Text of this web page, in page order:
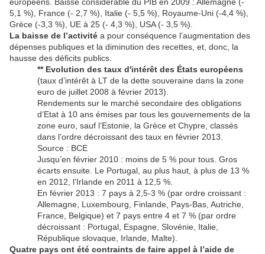
5,1 %), France (- 2,7 %), Italie (- 5,5 %), Royaume-Uni (-4,4 %),
Grèce (-3,3 %), UE à 25 (- 4,3 %), USA (- 3,5 %).
La baisse de l’activité a pour conséquence l’augmentation des
dépenses publiques et la diminution des recettes, et, donc, la
hausse des déficits publics.
** Evolution des taux d'intérêt des États européens
(taux d’intérêt à LT de la dette souveraine dans la zone
euro de juillet 2008 à février 2013).
Rendements sur le marché secondaire des obligations
d’Etat à 10 ans émises par tous les gouvernements de la
zone euro, sauf l’Estonie, la Grèce et Chypre, classés
dans l’ordre décroissant des taux en février 2013.
Source : BCE
Jusqu’en février 2010 : moins de 5 % pour tous. Gros
écarts ensuite. Le Portugal, au plus haut, à plus de 13 %
en 2012, l’Irlande en 2011 à 12,5 %.
En février 2013 : 7 pays à 2,5-3 % (par ordre croissant :
Allemagne, Luxembourg, Finlande, Pays-Bas, Autriche,
France, Belgique) et 7 pays entre 4 et 7 % (par ordre
décroissant : Portugal, Espagne, Slovénie, Italie,
République slovaque, Irlande, Malte).
Quatre pays ont été contraints de faire appel à l’aide de